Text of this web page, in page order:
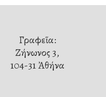
Γραφεῖα:
Ζήνωνος 3,
104-31 Ἀθήνα